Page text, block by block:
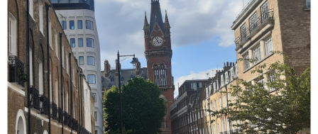
&
Erfahrungen
Preise
Gastfamilie